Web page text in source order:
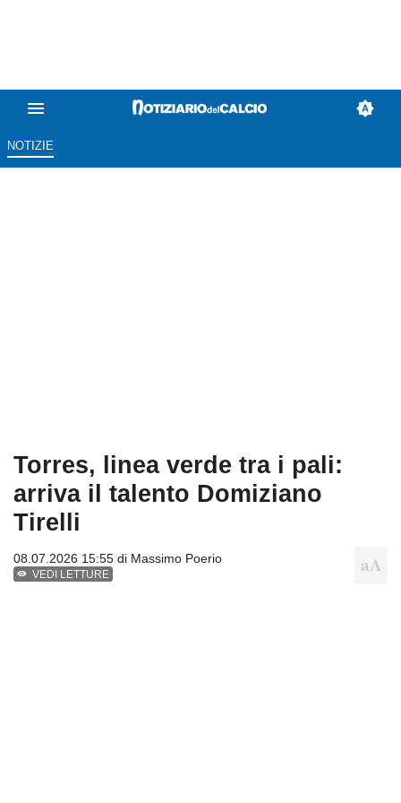
NOTIZIE
Torres, linea verde tra i pali:
arriva il talento Domiziano
Tirelli
08.07.2026 15:55 di Massimo Poerio
VEDI LETTURE